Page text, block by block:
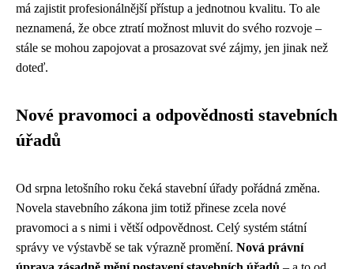
má zajistit profesionálnější přístup a jednotnou kvalitu. To ale
neznamená, že obce ztratí možnost mluvit do svého rozvoje –
stále se mohou zapojovat a prosazovat své zájmy, jen jinak než
doteď.
Nové pravomoci a odpovědnosti stavebních
úřadů
Od srpna letošního roku čeká stavební úřady pořádná změna.
Novela stavebního zákona jim totiž přinese zcela nové
pravomoci a s nimi i větší odpovědnost. Celý systém státní
správy ve výstavbě se tak výrazně promění. Nová právní